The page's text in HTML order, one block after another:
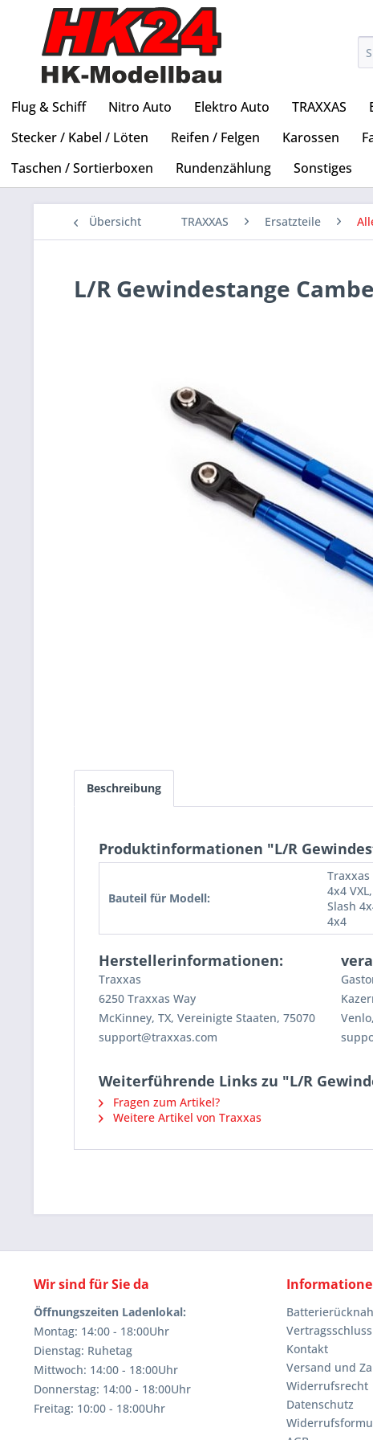
Flug & Schiff Nitro Auto Elektro Auto TRAXXAS
Stecker / Kabel / Löten
Reifen / Felgen Karossen
Taschen / Sortierboxen
Rundenzählung Sonstiges
Übersicht TRAXXAS Ersatzteile
L/R Gewindestange
Beschreibung
Produktinformationen "L/R
Bauteil für Modell:
4x4
Slash
4x4
Herstellerinformationen:
Traxxas
6250 Traxxas Way
McKinney, TX, Vereinigte Staaten, 75070
support@traxxas.com
Weiterführende Links zu "L/R
Fragen zum Artikel?
Weitere Artikel von Traxxas
Wir sind für Sie da
Öffnungszeiten Ladenlokal:
Montag: 14:00 - 18:00Uhr
Dienstag: Ruhetag
Mittwoch: 14:00 - 18:00Uhr
Donnerstag: 14:00 - 18:00Uhr
Freitag: 10:00 - 18:00Uhr
Vertragsschluss
Kontakt
Versand und
Widerrufsrecht
Datenschutz